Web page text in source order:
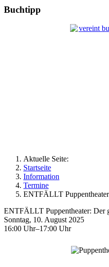
Buchtipp
Aktuelle Seite:
Startseite
Information
Termine
ENTFÄLLT
ENTFÄLLT Puppentheater: Der
Sonntag, 10. August 2025
16:00 Uhr–17:00 Uhr